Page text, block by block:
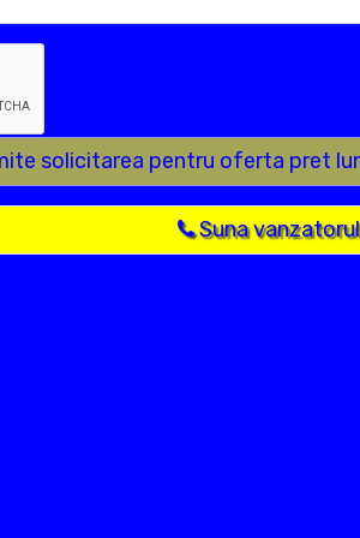
solicitarea pentru oferta pret
Suna vanzatorul